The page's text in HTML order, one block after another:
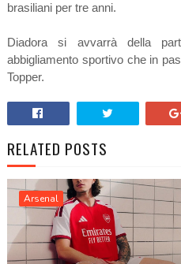
brasiliani per tre anni.
Diadora si avvarrà della
abbigliamento sportivo che in
Topper.
RELATED POSTS
Arsenal